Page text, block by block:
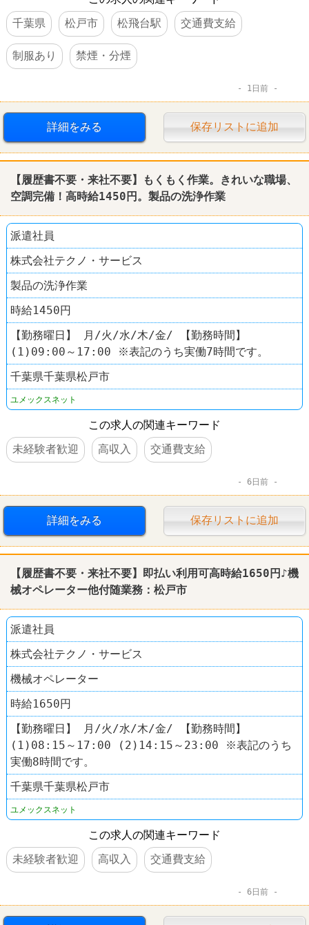
千葉県
松戸市 松飛台駅 交通費支給
制服あり 禁煙・分煙
1日前
詳細をみる 保存リストに追加
【履歴書不要・来社不要】もくもく作業。きれいな職場、
空調完備！高時給1450円。製品の洗浄作業
派遣社員
株式会社テクノ・サービス
製品の洗浄作業
時給1450円
【勤務曜日】 月/火/水/木/金/ 【勤務時間】
(1)09:00～17:00 ※表記のうち実働7時間です。
千葉県千葉県松戸市
ユメックスネット
この求人の関連キーワード
未経験者歓迎
高収入 交通費支給
6日前
詳細をみる 保存リストに追加
【履歴書不要・来社不要】即払い利用可高時給1650円♪機
械オペレーター他付随業務：松戸市
派遣社員
株式会社テクノ・サービス
機械オペレーター
時給1650円
【勤務曜日】 月/火/水/木/金/ 【勤務時間】
(1)08:15～17:00 (2)14:15～23:00 ※表記のうち
実働8時間です。
千葉県千葉県松戸市
ユメックスネット
この求人の関連キーワード
未経験者歓迎
高収入 交通費支給
6日前